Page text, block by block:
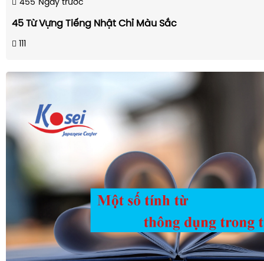
455 Ngày trước
45 Từ Vựng Tiếng Nhật Chỉ Màu Sắc
111